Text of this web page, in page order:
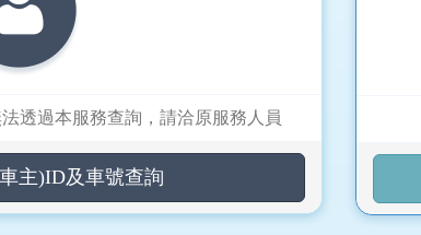
透過本服務查詢，請洽原服務人員
主)ID及車號查詢